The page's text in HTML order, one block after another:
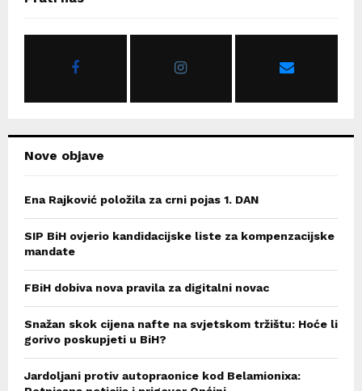
h
Nove objave
Ena Rajković položila za crni pojas 1. DAN
SIP BiH ovjerio kandidacijske liste za kompenzacijske
mandate
FBiH dobiva nova pravila za digitalni novac
Snažan skok cijena nafte na svjetskom tržištu: Hoće li
gorivo poskupjeti u BiH?
Jardoljani protiv autopraonice kod Belamionixa: